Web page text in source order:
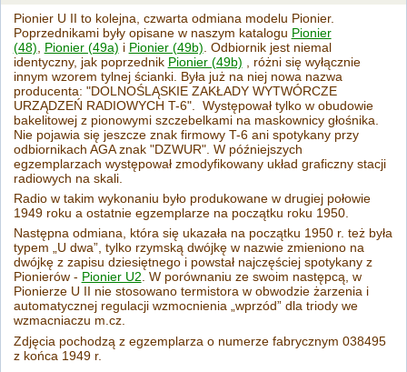
Pionier U II to kolejna, czwarta odmiana modelu Pionier.
Poprzednikami były opisane w naszym katalogu Pionier
(48)
Pionier (49a) i Pionier (49b) . Odbiornik jest niemal
identyczny, jak poprzednik Pionier (49b) , różni się wyłącznie
innym wzorem tylnej ścianki. Była już na niej nowa nazwa
producenta: "DOLNOŚLĄSKIE ZAKŁADY WYTWÓRCZE
URZĄDZEŃ RADIOWYCH T-6". Występował tylko w obudowie
bakelitowej z pionowymi szczebelkami na maskownicy głośnika.
Nie pojawia się jeszcze znak firmowy T-6 ani spotykany przy
odbiornikach AGA znak "DZWUR". W późniejszych
egzemplarzach występował zmodyfikowany układ graficzny stacji
radiowych na skali.
Radio w takim wykonaniu było produkowane w drugiej połowie
1949 roku a ostatnie egzemplarze na początku roku 1950.
Następna odmiana, która się ukazała na początku 1950 r. też była
typem „U dwa”, tylko rzymską dwójkę w nazwie zmieniono na
dwójkę z zapisu dziesiętnego i powstał najczęściej spotykany z
Pionierów - Pionier U2. W porównaniu ze swoim następcą, w
Pionierze U II nie stosowano termistora w obwodzie żarzenia i
automatycznej regulacji wzmocnienia „wprzód” dla triody we
wzmacniaczu m.cz.
Zdjęcia pochodzą z egzemplarza o numerze fabrycznym 038495
z końca 1949 r.